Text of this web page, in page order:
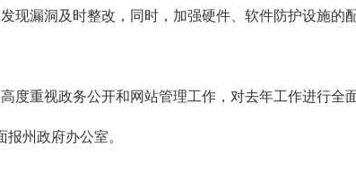
现漏洞及时整改，同时，加强硬件、软件防护设施
度重视政务公开和网站管理工作，对去年工作进行
州政府办公室。